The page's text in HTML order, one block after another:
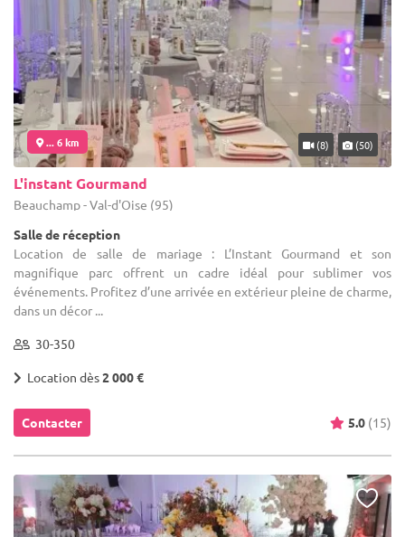
... 6 km (8) (50)
L'instant Gourmand
Beauchamp - Val-d'Oise (95)
Salle de réception
Location de salle de mariage : L’Instant Gourmand et son
magnifique parc offrent un cadre idéal pour sublimer vos
événements. Profitez d’une arrivée en extérieur pleine de charme,
dans un décor ...
30-350
Location dès2 000 €
Contacter 5.0 (15)